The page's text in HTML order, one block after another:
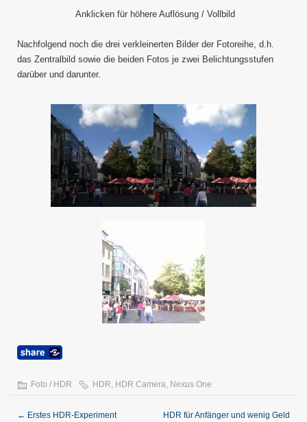
Anklicken für höhere Auflösung / Vollbild
Nachfolgend noch die drei verkleinerten Bilder der Fotoreihe, d.h.
das Zentralbild sowie die beiden Fotos je zwei Belichtungsstufen
darüber und darunter.
Foto / HDR HDR, HDR Camera, Nexus One
← Erstes HDR-Experiment
HDR für Anfänger und wenig Geld